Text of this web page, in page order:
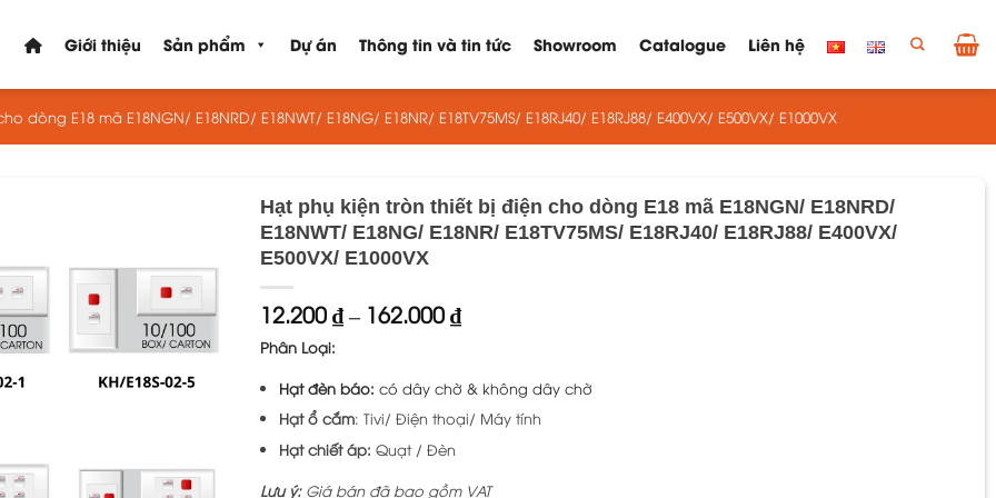
Giới thiệu Sản phẩm Dự án Thông tin và tin tức Showroom Catalogue Liên hệ
E18 mã E18NGN/ E18NRD/ E18NWT/ E18NG/ E18NR/ E18TV75MS/ E18RJ40/ E18RJ88/ E400VX/ E500VX/ E1000VX
Hạt phụ kiện tròn thiết bị điện cho dòng E18 mã E18NGN/ E18NRD/
E18NWT/ E18NG/ E18NR/ E18TV75MS/ E18RJ40/ E18RJ88/ E400VX/
E500VX/ E1000VX
12.200₫– 162.000₫Khoảng
giá:
đến
162.000 ₫
Phân Loại:
Hạt đèn báo: có dây chờ & không dây chờ
Hạt ổ cắm: Tivi/ Điện thoại/ Máy tính
Hạt chiết áp: Quạt / Đèn
Lưu ý:Giá bán đã bao gồm VAT